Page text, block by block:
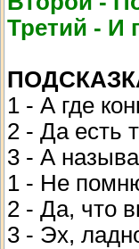
Третий - И
1 - А где
2 - Да есть
3 - А
1 - Не
2 - Да, что
3 - Эх,